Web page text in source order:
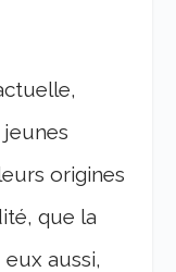
origines
que la
aussi,